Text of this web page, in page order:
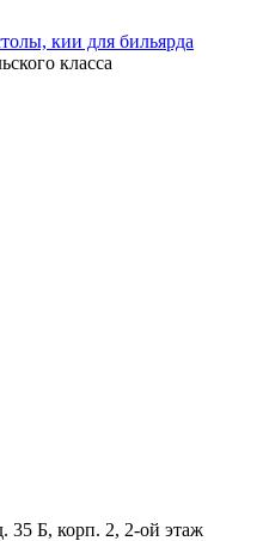
класса
35 Б, корп. 2, 2-ой этаж